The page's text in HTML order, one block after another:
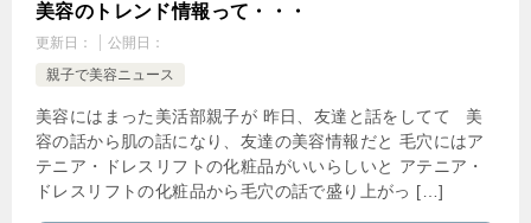
美容のトレンド情報って・・・
更新日：
公開日：
親子で美容ニュース
美容にはまった美活部親子が 昨日、友達と話をしてて 美
容の話から肌の話になり、友達の美容情報だと 毛穴にはア
テニア・ドレスリフトの化粧品がいいらしいと アテニア・
ドレスリフトの化粧品から毛穴の話で盛り上がっ […]